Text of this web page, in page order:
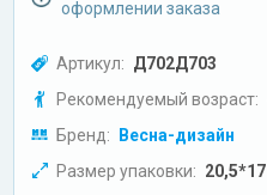
оформлении заказа
Артикул: Д702Д703
Рекомендуемый возраст:
Бренд: Весна-дизайн
Размер упаковки: 20,5*17